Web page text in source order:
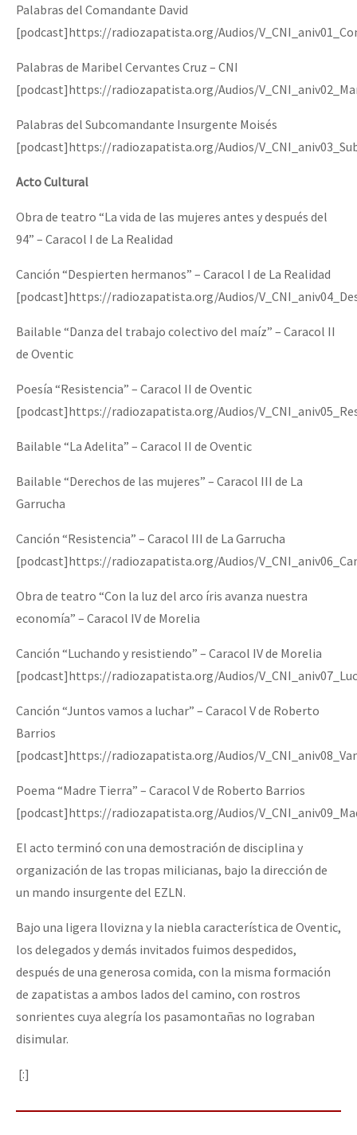
Palabras del Comandante David
[podcast]https://radiozapatista.org/Audios/
Palabras de Maribel Cervantes Cruz – CNI
[podcast]https://radiozapatista.org/Audios/
Palabras del Subcomandante Insurgente Moisés
[podcast]https://radiozapatista.org/Audios/
Acto Cultural
Obra de teatro “La vida de las mujeres antes y después del
94” – Caracol I de La Realidad
Canción “Despierten hermanos” – Caracol I de La Realidad
[podcast]https://radiozapatista.org/Audios/
Bailable “Danza del trabajo colectivo del maíz” – Caracol II
de Oventic
Poesía “Resistencia” – Caracol II de Oventic
[podcast]https://radiozapatista.org/Audios/
Bailable “La Adelita” – Caracol II de Oventic
Bailable “Derechos de las mujeres” – Caracol III de La
Garrucha
Canción “Resistencia” – Caracol III de La Garrucha
[podcast]https://radiozapatista.org/Audios/
Obra de teatro “Con la luz del arco íris avanza nuestra
economía” – Caracol IV de Morelia
Canción “Luchando y resistiendo” – Caracol IV de Morelia
[podcast]https://radiozapatista.org/Audios/
Canción “Juntos vamos a luchar” – Caracol V de Roberto
Barrios
[podcast]https://radiozapatista.org/Audios/
Poema “Madre Tierra” – Caracol V de Roberto Barrios
[podcast]https://radiozapatista.org/Audios/
El acto terminó con una demostración de disciplina y
organización de las tropas milicianas, bajo la dirección de
un mando insurgente del EZLN.
Bajo una ligera llovizna y la niebla característica de Oventic,
los delegados y demás invitados fuimos despedidos,
después de una generosa comida, con la misma formación
de zapatistas a ambos lados del camino, con rostros
sonrientes cuya alegría los pasamontañas no lograban
disimular.
[:]